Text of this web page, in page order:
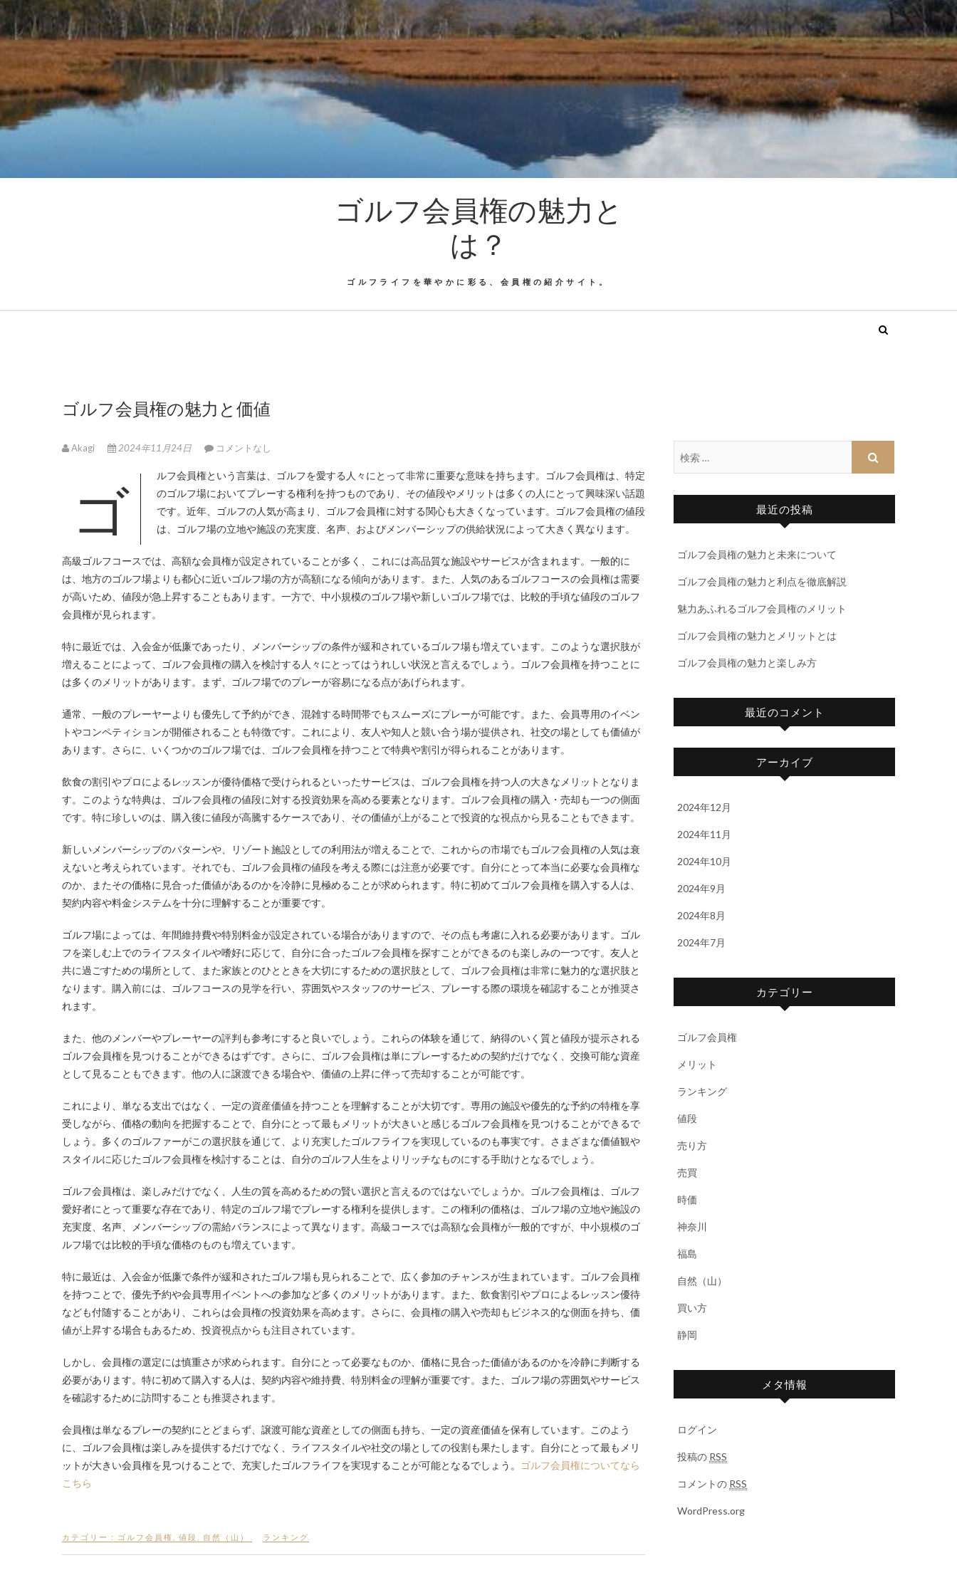
ゴルフ会員権の魅力と
は？
ゴルフライフを華やかに彩る、会員権の紹介サイト。
ゴルフ会員権の魅力と価値
Akagi 2024年11月24日 コメントなし
ゴルフ会員権という言葉は、ゴルフを愛する人々にとって非常に重要な意味を持ちます。
ゴルフ会員権は、特定
のゴルフ場においてプレーする権利を持つものであり、その値段やメリットは多くの人にとって興味深い話題
です。近年、ゴルフの人気が高まり、ゴルフ会員権に対する関心も大きくなっています。ゴルフ会員権の値段
は、ゴルフ場の立地や施設の充実度、名声、およびメンバーシップの供給状況によって大きく異なります。
高級ゴルフコースでは、高額な会員権が設定されていることが多く、これには高品質な施設やサービスが含まれます。一般的に
は、地方のゴルフ場よりも都心に近いゴルフ場の方が高額になる傾向があります。また、人気のあるゴルフコースの会員権は需要
が高いため、値段が急上昇することもあります。一方で、中小規模のゴルフ場や新しいゴルフ場では、比較的手頃な値段のゴルフ
会員権が見られます。
特に最近では、入会金が低廉であったり、メンバーシップの条件が緩和されているゴルフ場も増えています。このような選択肢が
増えることによって、ゴルフ会員権の購入を検討する人々にとってはうれしい状況と言えるでしょう。ゴルフ会員権を持つことに
は多くのメリットがあります。まず、ゴルフ場でのプレーが容易になる点があげられます。
通常、一般のプレーヤーよりも優先して予約ができ、混雑する時間帯でもスムーズにプレーが可能です。また、会員専用のイベン
トやコンペティションが開催されることも特徴です。これにより、友人や知人と競い合う場が提供され、社交の場としても価値が
あります。さらに、いくつかのゴルフ場では、ゴルフ会員権を持つことで特典や割引が得られることがあります。
飲食の割引やプロによるレッスンが優待価格で受けられるといったサービスは、ゴルフ会員権を持つ人の大きなメリットとなりま
す。このような特典は、ゴルフ会員権の値段に対する投資効果を高める要素となります。ゴルフ会員権の購入・売却も一つの側面
です。特に珍しいのは、購入後に値段が高騰するケースであり、その価値が上がることで投資的な視点から見ることもできます。
新しいメンバーシップのパターンや、リゾート施設としての利用法が増えることで、これからの市場でもゴルフ会員権の人気は衰
えないと考えられています。それでも、ゴルフ会員権の値段を考える際には注意が必要です。自分にとって本当に必要な会員権な
のか、またその価格に見合った価値があるのかを冷静に見極めることが求められます。特に初めてゴルフ会員権を購入する人は、
契約内容や料金システムを十分に理解することが重要です。
ゴルフ場によっては、年間維持費や特別料金が設定されている場合がありますので、その点も考慮に入れる必要があります。ゴル
フを楽しむ上でのライフスタイルや嗜好に応じて、自分に合ったゴルフ会員権を探すことができるのも楽しみの一つです。友人と
共に過ごすための場所として、また家族とのひとときを大切にするための選択肢として、ゴルフ会員権は非常に魅力的な選択肢と
なります。購入前には、ゴルフコースの見学を行い、雰囲気やスタッフのサービス、プレーする際の環境を確認することが推奨さ
れます。
また、他のメンバーやプレーヤーの評判も参考にすると良いでしょう。これらの体験を通じて、納得のいく質と値段が提示される
ゴルフ会員権を見つけることができるはずです。さらに、ゴルフ会員権は単にプレーするための契約だけでなく、交換可能な資産
として見ることもできます。他の人に譲渡できる場合や、価値の上昇に伴って売却することが可能です。
これにより、単なる支出ではなく、一定の資産価値を持つことを理解することが大切です。専用の施設や優先的な予約の特権を享
受しながら、価格の動向を把握することで、自分にとって最もメリットが大きいと感じるゴルフ会員権を見つけることができるで
しょう。多くのゴルファーがこの選択肢を通じて、より充実したゴルフライフを実現しているのも事実です。さまざまな価値観や
スタイルに応じたゴルフ会員権を検討することは、自分のゴルフ人生をよりリッチなものにする手助けとなるでしょう。
ゴルフ会員権は、楽しみだけでなく、人生の質を高めるための賢い選択と言えるのではないでしょうか。ゴルフ会員権は、ゴルフ
愛好者にとって重要な存在であり、特定のゴルフ場でプレーする権利を提供します。この権利の価格は、ゴルフ場の立地や施設の
充実度、名声、メンバーシップの需給バランスによって異なります。高級コースでは高額な会員権が一般的ですが、中小規模のゴ
ルフ場では比較的手頃な価格のものも増えています。
特に最近は、入会金が低廉で条件が緩和されたゴルフ場も見られることで、広く参加のチャンスが生まれています。ゴルフ会員権
を持つことで、優先予約や会員専用イベントへの参加など多くのメリットがあります。また、飲食割引やプロによるレッスン優待
なども付随することがあり、これらは会員権の投資効果を高めます。さらに、会員権の購入や売却もビジネス的な側面を持ち、価
値が上昇する場合もあるため、投資視点からも注目されています。
しかし、会員権の選定には慎重さが求められます。自分にとって必要なものか、価格に見合った価値があるのかを冷静に判断する
必要があります。特に初めて購入する人は、契約内容や維持費、特別料金の理解が重要です。また、ゴルフ場の雰囲気やサービス
を確認するために訪問することも推奨されます。
会員権は単なるプレーの契約にとどまらず、譲渡可能な資産としての側面も持ち、一定の資産価値を保有しています。このよう
に、ゴルフ会員権は楽しみを提供するだけでなく、ライフスタイルや社交の場としての役割も果たします。自分にとって最もメリ
ットが大きい会員権を見つけることで、充実したゴルフライフを実現することが可能となるでしょう。
ゴルフ会員権についてなら
こちら
カテゴリー : ゴルフ会員権 値段 自然（山） ランキング
最近の投稿
ゴルフ会員権の魅力と未来について
ゴルフ会員権の魅力と利点を徹底解説
魅力あふれるゴルフ会員権のメリット
ゴルフ会員権の魅力とメリットとは
ゴルフ会員権の魅力と楽しみ方
最近のコメント
アーカイブ
2024年12月
2024年11月
2024年10月
2024年9月
2024年8月
2024年7月
カテゴリー
ゴルフ会員権
メリット
ランキング
値段
売り方
売買
時価
神奈川
福島
自然（山）
買い方
静岡
メタ情報
ログイン
投稿の RSS
コメントの RSS
WordPress.org